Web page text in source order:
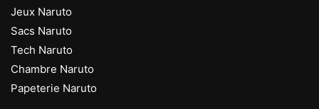
Jeux Naruto
Sacs Naruto
Tech Naruto
Chambre Naruto
Papeterie Naruto